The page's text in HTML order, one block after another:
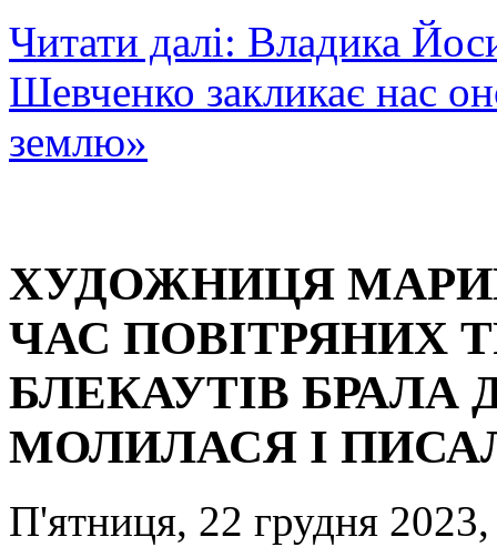
Читати далі: Владика
Шевченко закликає нас
землю»
ХУДОЖНИЦЯ
ЧАС ПОВІТРЯНИХ
БЛЕКАУТІВ БРАЛА
МОЛИЛАСЯ І
П'ятниця, 22 грудня